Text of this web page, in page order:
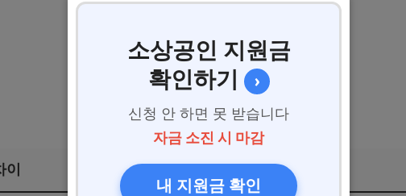
소상공인 지원금
확인하기
›
신청 안 하면 못 받습니다
자금 소진 시 마감
내 지원금 확인